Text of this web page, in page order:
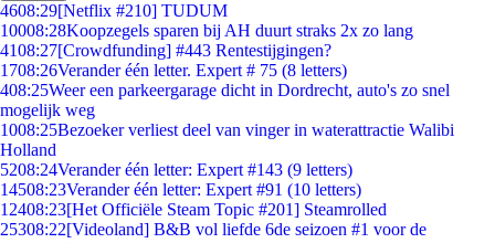
4608:29[Netflix #210] TUDUM
10008:28Koopzegels sparen bij AH duurt straks 2x zo lang
4108:27[Crowdfunding] #443 Rentestijgingen?
1708:26Verander één letter. Expert # 75 (8 letters)
408:25Weer een parkeergarage dicht in Dordrecht, auto's zo snel
mogelijk weg
1008:25Bezoeker verliest deel van vinger in waterattractie Walibi
Holland
5208:24Verander één letter: Expert #143 (9 letters)
14508:23Verander één letter: Expert #91 (10 letters)
12408:23[Het Officiële Steam Topic #201] Steamrolled
25308:22[Videoland] B&B vol liefde 6de seizoen #1 voor de